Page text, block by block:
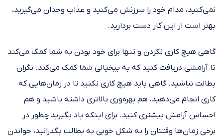
نمی‌کنید، مدام خود را سرزنش می‌کنید و عذاب وجدان می‌گیرید،
بهتر است از این کار دست بردارید.
گاهی هیچ کاری نکردن و تنها برای خود بودن به شما کمک می‌کند
تا آرامشی دریافت کنید که به بیخیالی شما کمک می‌کند. نگران
بطالت نباشید. گاهی باید هیچ کاری نکنید تا در زمان‌هایی که
کاری انجام می‌دهید، هم بهره‌وری بالاتری داشته باشید و هم
احساس آرامش بیشتری کنید. برای اینکه یاد بگیرید چطور در
برخی زمان‌ها وقتتان را به شکل خوبی به بطالت بگذرانید، خواندن